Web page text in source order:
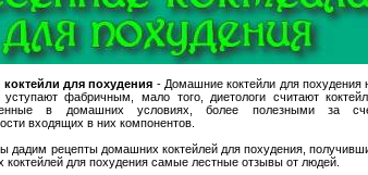
для похудения - Домашние коктейли для похудения
фабричным, мало того, диетологи считают
в домашних условиях, более полезными за
входящих в них компонентов.
дадим рецепты домашних коктейлей для похудения,
коктейлей для похудения самые лестные отзывы от людей.